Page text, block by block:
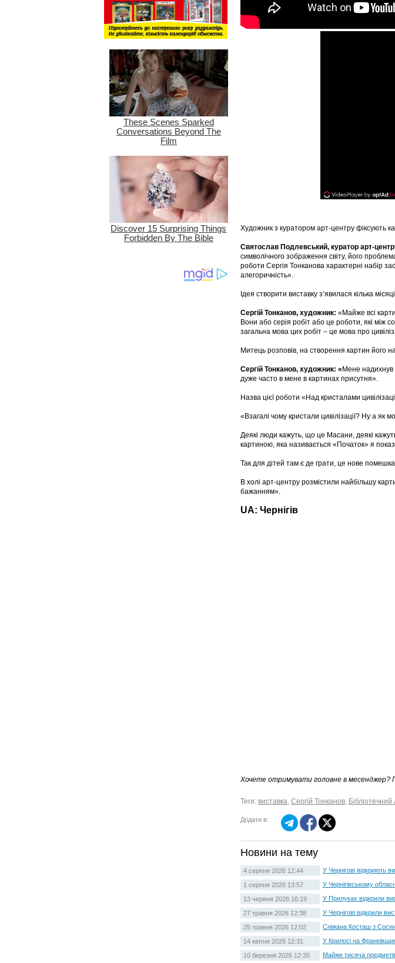
Художник з куратором арт-центру фіксують
Святослав Подлевський, куратор арт-
символічного зображення світу, його
роботи Сергія Тонканова характерні набір
алегоричність».
Ідея створити виставку з’явилася кілька
Сергій Тонканов, художник: «Майже всі
Вони або серія робіт або це роботи, які між
загальна мова цих робіт – це мова про
Митець розповів, на створення картин його
Сергій Тонканов, художник: « Мене надихнув
дуже часто в мене в картинах присутня».
Назва цієї роботи «Над кристалами
«Взагалі чому кристали цивілізації? Ну а
Деякі люди кажуть, що це Масани, деякі
картиною, яка називається «Початок» я
Так для дітей там є де грати, це нове
В холі арт-центру розмістили найбільшу
бажанням».
UA: Чернігів
Хочете отримувати головне в месенджер?
Теги: виставка, Сергій Тонканов,
Додати в:
Новини на тему
4 серпня 2026 12:44 У Чернігові відкриють
1 серпня 2026 13:57 У Чернігівському
13 червня 2026 16:19 У Прилуках відкрили
27 травня 2026 12:38 У Чернігові відкрили
25 травня 2026 12:02 Сніжана Косташ з
14 квітня 2026 12:31 У Крилосі на
10 березня 2026 12:35 Майже тисяча